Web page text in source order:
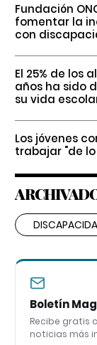
Fundación
fomentar la
con
El 25% de los
años ha sido
su vida
Los jóvenes
trabajar "de
Boletín
Recibe gratis
noticias más